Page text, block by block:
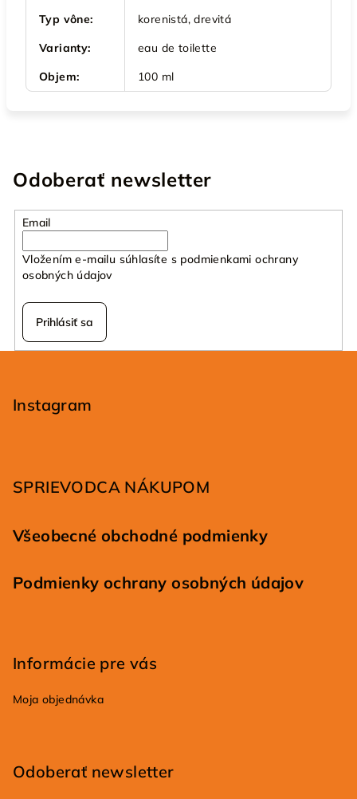
Typ vône:
korenistá, drevitá
Varianty:
eau de toilette
Objem: 100 ml
Odoberať newsletter
Email
Vložením e-mailu súhlasíte s podmienkami ochrany
osobných údajov
Prihlásiť sa
Instagram
SPRIEVODCA NÁKUPOM
Všeobecné obchodné podmienky
Podmienky ochrany osobných údajov
Informácie pre vás
Moja objednávka
Odoberať newsletter